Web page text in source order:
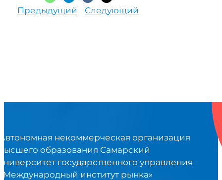
Предыдущий Следующий
некоммерческая организация
образования Самарский
государственного управления
институт рынка»